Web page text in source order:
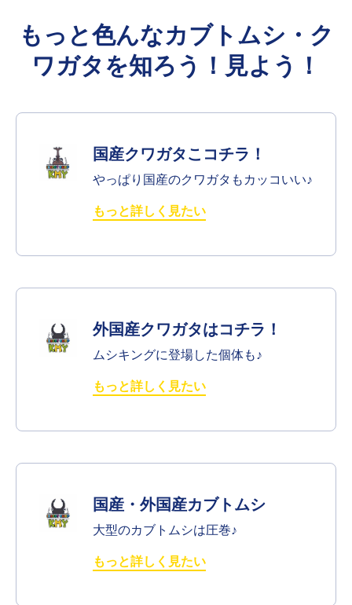
もっと色んなカブトムシ・ク
ワガタを知ろう！見よう！
国産クワガタこコチラ！
やっぱり国産のクワガタもカッコいい♪
もっと詳しく見たい
外国産クワガタはコチラ！
ムシキングに登場した個体も♪
もっと詳しく見たい
国産・外国産カブトムシ
大型のカブトムシは圧巻♪
もっと詳しく見たい